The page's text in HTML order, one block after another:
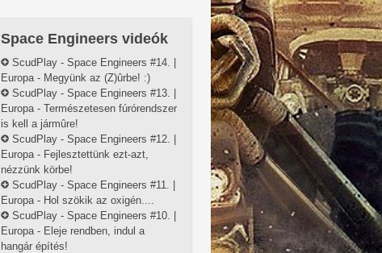
Space Engineers videók
ScudPlay - Space Engineers #14. |
Europa - Megyünk az (Z)ûrbe! :)
ScudPlay - Space Engineers #13. |
Europa - Természetesen fúrórendszer
is kell a jármûre!
ScudPlay - Space Engineers #12. |
Europa - Fejlesztettünk ezt-azt,
nézzünk körbe!
ScudPlay - Space Engineers #11. |
Europa - Hol szökik az oxigén....
ScudPlay - Space Engineers #10. |
Europa - Eleje rendben, indul a
hangár építés!